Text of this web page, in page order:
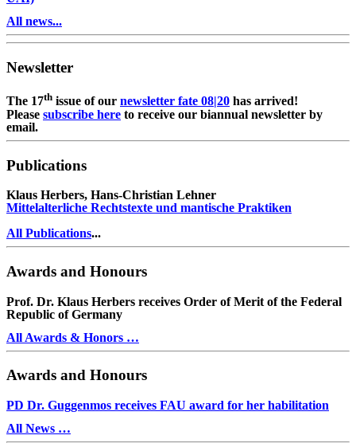
All news...
Newsletter
The 17th issue of our newsletter fate 08|20 has arrived!
Please subscribe here to receive our biannual newsletter by
email.
Publications
Klaus Herbers, Hans-Christian Lehner
Mittelalterliche Rechtstexte und mantische Praktiken
All Publications...
Awards and Honours
Prof. Dr. Klaus Herbers receives Order of Merit of the Federal
Republic of Germany
All Awards & Honors …
Awards and Honours
PD Dr. Guggenmos receives FAU award for her habilitation
All News …